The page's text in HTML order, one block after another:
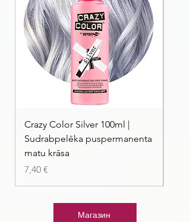
Crazy Color Silver 100ml |
Sudrabpelēka puspermanenta
matu krāsa
Цена
7,40 €
Магазин